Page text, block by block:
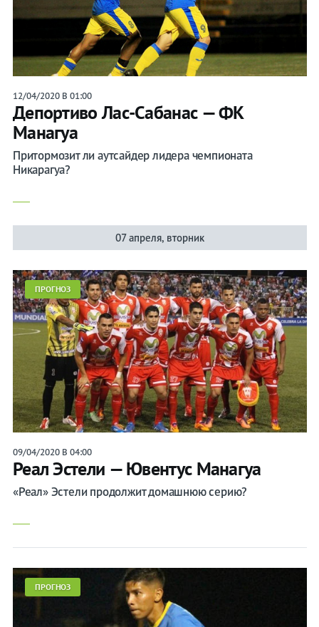
12/04/2020 В 01:00
Депортиво Лас-Сабанас — ФК
Манагуа
Притормозит ли аутсайдер лидера чемпионата
Никарагуа?
07 апреля, вторник
ПРОГНОЗ
09/04/2020 В 04:00
Реал Эстели — Ювентус Манагуа
«Реал» Эстели продолжит домашнюю серию?
ПРОГНОЗ